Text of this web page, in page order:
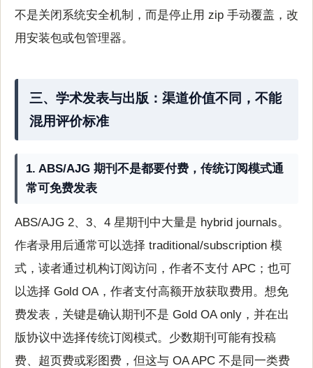
不是关闭系统安全机制，而是停止用 zip 手动覆盖，改
用安装包或包管理器。
三、学术发表与出版：渠道价值不同，不能
混用评价标准
1. ABS/AJG 期刊不是都要付费，传统订阅模式通
常可免费发表
ABS/AJG 2、3、4 星期刊中大量是 hybrid journals。
作者录用后通常可以选择 traditional/subscription 模
式，读者通过机构订阅访问，作者不支付 APC；也可
以选择 Gold OA，作者支付高额开放获取费用。想免
费发表，关键是确认期刊不是 Gold OA only，并在出
版协议中选择传统订阅模式。少数期刊可能有投稿
费、超页费或彩图费，但这与 OA APC 不是同一类费